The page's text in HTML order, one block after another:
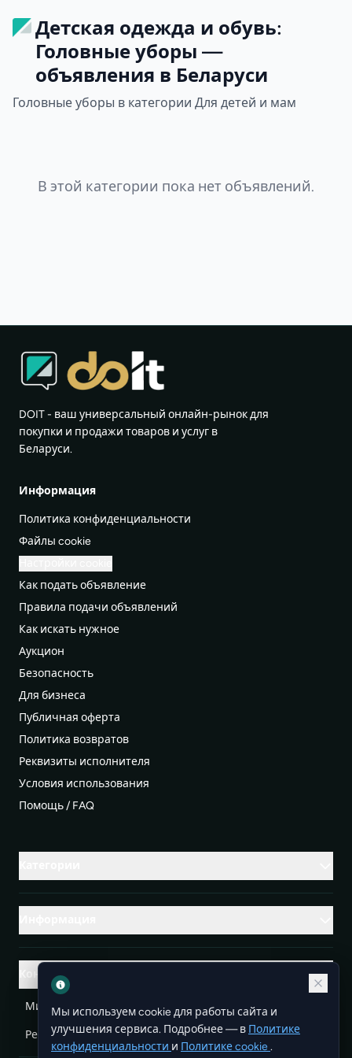
Детская одежда и обувь:
Головные уборы —
объявления в Беларуси
Головные уборы в категории Для детей и мам
В этой категории пока нет объявлений.
DOIT - ваш универсальный онлайн-рынок для
покупки и продажи товаров и услуг в
Беларуси.
Информация
Политика конфиденциальности
Файлы cookie
Как подать объявление
Правила подачи объявлений
Как искать нужное
Аукцион
Безопасность
Для бизнеса
Публичная оферта
Политика возвратов
Реквизиты исполнителя
Условия использования
Помощь / FAQ
Контакты
Михаленко Руслан Леонидович, УНП ЕА3732804
Республика Беларусь info@doit.by
Мы используем cookie для работы сайта и
улучшения сервиса. Подробнее — в Политике
конфиденциальности и Политике cookie.